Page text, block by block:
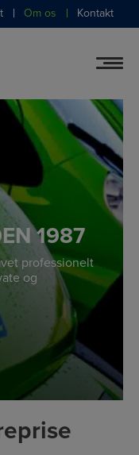
Om os Kontakt
1987
professionelt
og